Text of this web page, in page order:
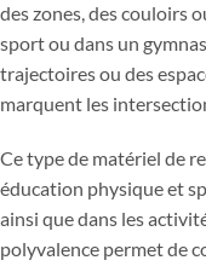
des zones, des couloirs
sport ou dans un
trajectoires ou des
marquent les
Ce type de matériel de
éducation physique et
ainsi que dans les
polyvalence permet de